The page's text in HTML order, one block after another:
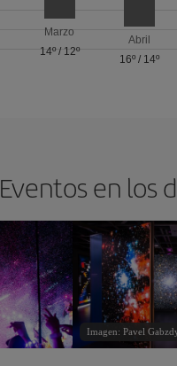
Marzo
14º/ 12º
Abril
16º / 14º
Eventos en los
Imagen: Pavel